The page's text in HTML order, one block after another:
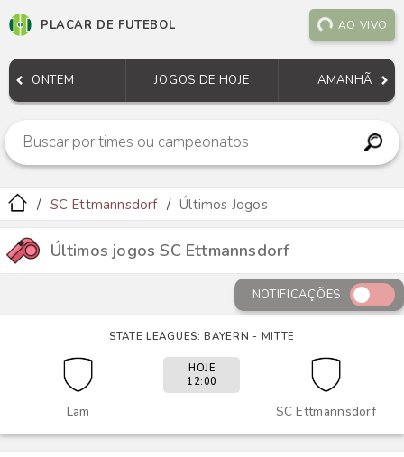
PLACAR DE FUTEBOL AO VIVO
ONTEM JOGOS DE HOJE AMANHÃ
SC Ettmannsdorf Últimos Jogos
Últimos jogos SC Ettmannsdorf
NOTIFICAÇÕES
STATE LEAGUES: BAYERN - MITTE
Lam SC Ettmannsdorf
HOJE
12:00